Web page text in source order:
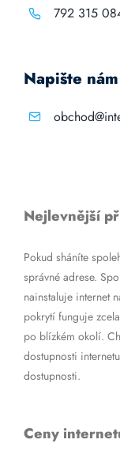
792 315
Napište nám
Nejlevnější
Pokud sháníte
správné adrese.
nainstaluje internet
pokrytí funguje
po blízkém okolí.
dostupnosti
dostupnosti.
Ceny